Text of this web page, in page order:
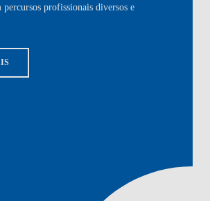
percursos profissionais diversos e